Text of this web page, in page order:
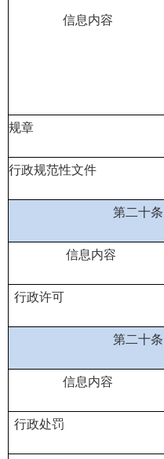
信息内容
规章
行政规范性文件
第二十条
信息内容
行政许可
第二十条
信息内容
行政处罚